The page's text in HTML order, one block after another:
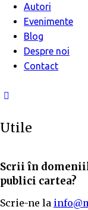
Autori
Evenimente
Blog
Despre noi
Contact
Utile
Scrii în
publici cartea?
Scrie-ne la